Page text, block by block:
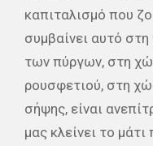
καπιταλισμό που
συμβαίνει αυτό
των πύργων, στη
ρουσφετιού, στη
σήψης, είναι
μας κλείνει το μάτι